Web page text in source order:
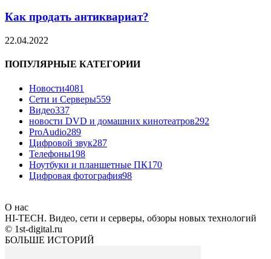
Как продать антиквариат?
22.04.2022
ПОПУЛЯРНЫЕ КАТЕГОРИИ
Новости4081
Сети и Серверы559
Видео337
новости DVD и домашних кинотеатров292
ProAudio289
Цифровой звук287
Телефоны198
Ноутбуки и планшетные ПК170
Цифровая фотография98
О нас
HI-TECH. Видео, сети и серверы, обзоры новых технологий
© 1st-digital.ru
БОЛЬШЕ ИСТОРИЙ